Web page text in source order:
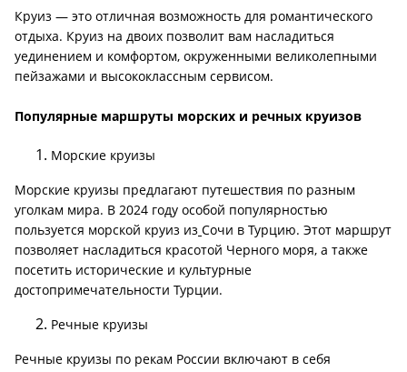
Круиз — это отличная возможность для романтического
отдыха. Круиз на двоих позволит вам насладиться
уединением и комфортом, окруженными великолепными
пейзажами и высококлассным сервисом.
Популярные маршруты морских и речных круизов
Морские круизы
Морские круизы предлагают путешествия по разным
уголкам мира. В 2024 году особой популярностью
пользуется морской круиз из Сочи в Турцию. Этот маршрут
позволяет насладиться красотой Черного моря, а также
посетить исторические и культурные
достопримечательности Турции.
Речные круизы
Речные круизы по рекам России включают в себя